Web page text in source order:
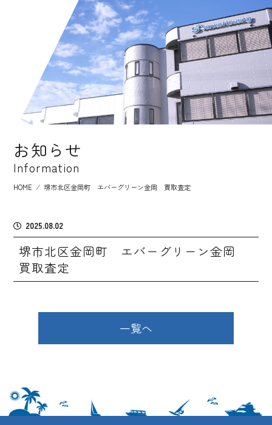
お知らせ
Information
HOME ⁄ 堺市北区金岡町 エバーグリーン金岡 買取査定
2025.08.02
堺市北区金岡町 エバーグリーン金岡
買取査定
一覧へ